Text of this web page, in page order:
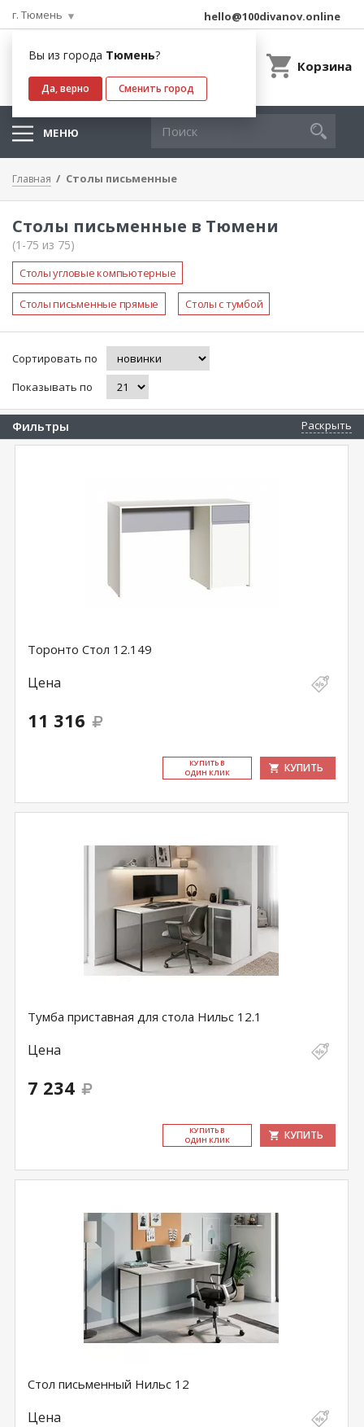
г. Тюмень
Вы из города Тюмень?
Да, верно Сменить город
hello@100divanov.online
Корзина
МЕНЮ
Главная Столы письменные
Столы письменные в Тюмени
(1-75 из 75)
Столы угловые компьютерные
Столы письменные прямые Столы с тумбой
Сортировать по
Показывать по
Фильтры Раскрыть
Торонто Стол 12.149
Цена
11 316
КУ­ПИТЬ В
ОДИН КЛИК
КУПИТЬ
Тумба приставная для стола Нильс 12.1
Цена
7 234
КУ­ПИТЬ В
ОДИН КЛИК
КУПИТЬ
Стол письменный Нильс 12
Цена